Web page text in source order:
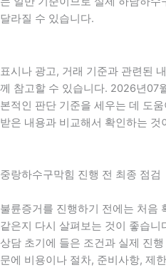
달라질 수 있습니다.
표시나 광고, 거래 기준과 관련된
께 참고할 수 있습니다. 2026년07
본적인 판단 기준을 세우는 데 도
받은 내용과 비교해서 확인하는 것
중랑하수구막힘 진행 전 최종 점검
불륜증거를 진행하기 전에는 처음
같은지 다시 살펴보는 것이 좋습
상담 초기에 들은 조건과 실제 진
문에 비용이나 절차, 준비사항, 제